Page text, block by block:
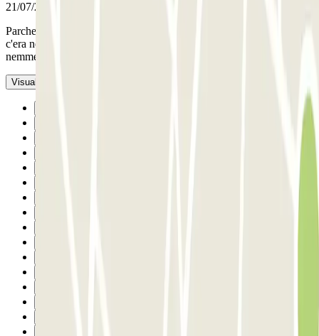
21/07/2026
Parcheggio molto buono un po' lontano dal centro all'arrivo non
c'era nessuno ho scansionato il codice QR e ho trovato posto
nemmeno 30 secondi
Visualizza l’originale